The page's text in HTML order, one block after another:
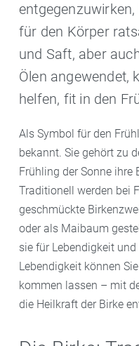
für den Körper
und Saft, aber
Ölen angewendet,
helfen, fit in den
Als Symbol für den
bekannt. Sie gehört zu
Frühling der Sonne ihre
Traditionell werden bei
geschmückte
oder als Maibaum
sie für Lebendigkeit
Lebendigkeit können
kommen lassen – mit
die Heilkraft der Birke